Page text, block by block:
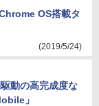
OS搭載タ
(2019/5/24)
動の高完成度な
」